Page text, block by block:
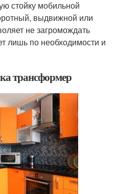
стойку мобильной
выдвижной или
не загромождать
лишь по необходимости и
трансформер